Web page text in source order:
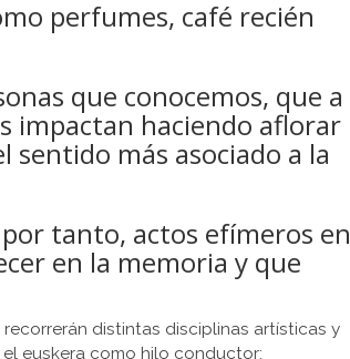
perfumes, café recién
que conocemos, que a
impactan haciendo aflorar
más asociado a la
tanto, actos efímeros en
en la memoria y que
distintas disciplinas artísticas y
euskera como hilo conductor: